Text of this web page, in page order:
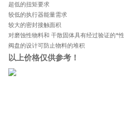
超低的扭矩要求
较低的执行器能量需求
较大的密封接触面积
对磨蚀性物料和 干散固体具有经过验证的*性
阀盘的设计可防止物料的堆积
以上价格仅供参考！